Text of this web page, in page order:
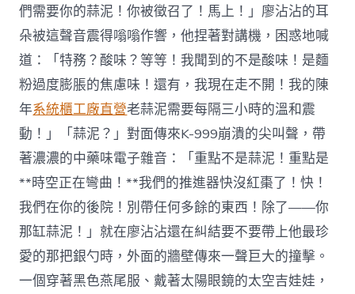
們需要你的蒜泥！你被徵召了！馬上！」廖沾沾的耳
朵被這聲音震得嗡嗡作響，他捏著對講機，困惑地喊
道：「特務？酸味？等等！我聞到的不是酸味！是麵
粉過度膨脹的焦慮味！還有，我現在走不開！我的陳
年系統櫃工廠直營老蒜泥需要每隔三小時的溫和震
動！」「蒜泥？」對面傳來K-999崩潰的尖叫聲，帶
著濃濃的中藥味電子雜音：「重點不是蒜泥！重點是
**時空正在彎曲！**我們的推進器快沒紅棗了！快！
我們在你的後院！別帶任何多餘的東西！除了——你
那缸蒜泥！」就在廖沾沾還在糾結要不要帶上他最珍
愛的那把銀勺時，外面的牆壁傳來一聲巨大的撞擊。
一個穿著黑色燕尾服、戴著太陽眼鏡的太空吉娃娃，